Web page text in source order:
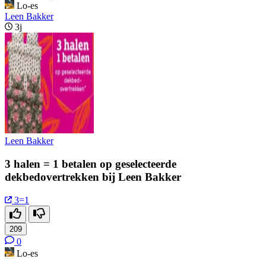
Lo-es
Leen Bakker
3j
Leen Bakker
3 halen = 1 betalen op geselecteerde
dekbedovertrekken bij Leen Bakker
3=1
209
0
Lo-es